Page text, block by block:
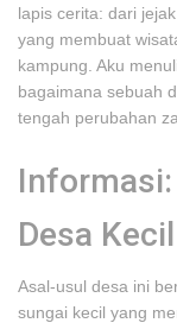
lapis cerita: dari
yang membuat
kampung. Aku
bagaimana sebuah
tengah perubahan
Desa Kecil
Asal-usul desa ini
sungai kecil yang